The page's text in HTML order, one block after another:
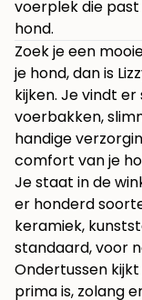
voerplek die
hond.
Zoek je een
je hond, dan is
kijken. Je vindt
voerbakken,
handige
comfort van je
Je staat in de
er honderd
keramiek,
standaard, voor
Ondertussen
prima is, zolang